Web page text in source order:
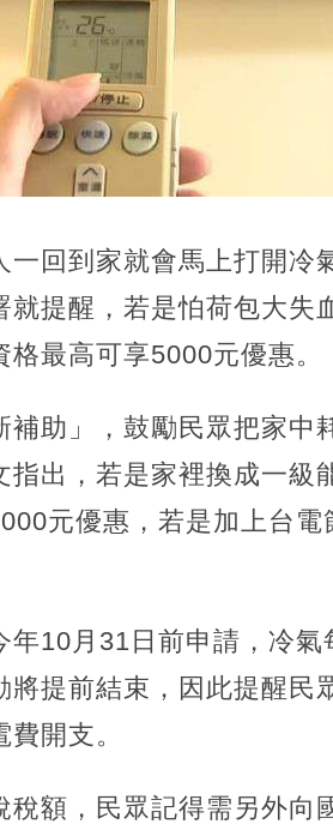
回到家就會馬上打開冷
提醒，若是怕荷包大失
最高可享5000元優惠。
助」，鼓勵民眾把家中
出，若是家裡換成一級
元優惠，若是加上台
10月31日前申請，冷
提前結束，因此提醒民
開支。
額，民眾記得需另外向